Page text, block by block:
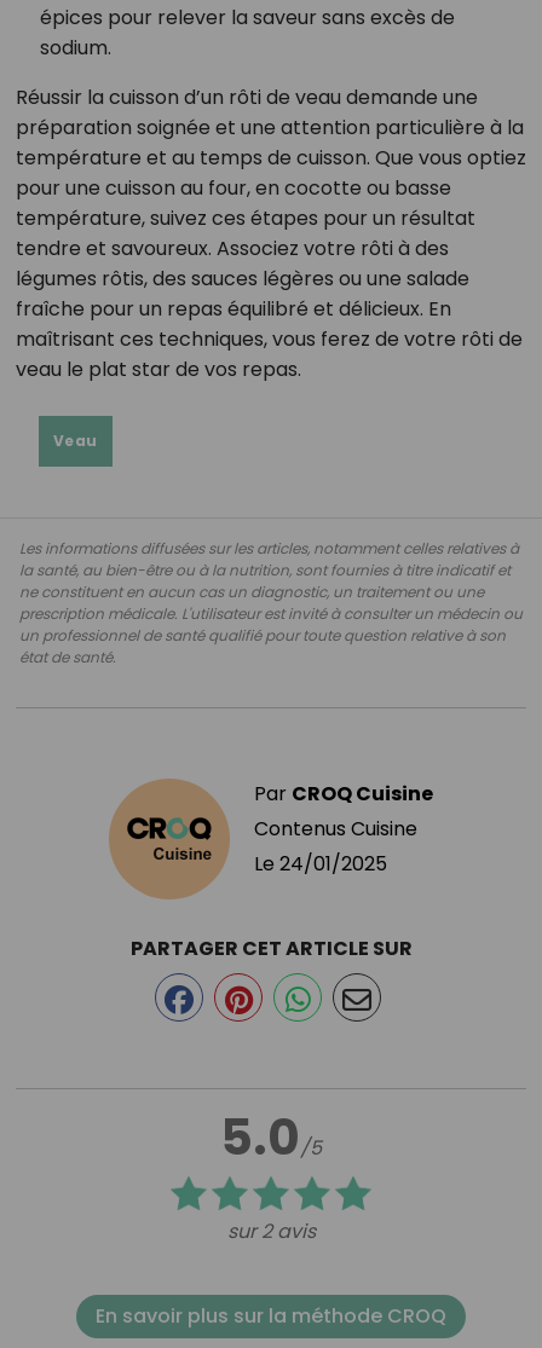
épices pour relever la saveur sans excès de
sodium.
Réussir la cuisson d’un rôti de veau demande une
préparation soignée et une attention particulière à la
température et au temps de cuisson. Que vous optiez
pour une cuisson au four, en cocotte ou basse
température, suivez ces étapes pour un résultat
tendre et savoureux. Associez votre rôti à des
légumes rôtis, des sauces légères ou une salade
fraîche pour un repas équilibré et délicieux. En
maîtrisant ces techniques, vous ferez de votre rôti de
veau le plat star de vos repas.
Veau
Les informations diffusées sur les articles, notamment celles relatives à
la santé, au bien-être ou à la nutrition, sont fournies à titre indicatif et
ne constituent en aucun cas un diagnostic, un traitement ou une
prescription médicale. L'utilisateur est invité à consulter un médecin ou
un professionnel de santé qualifié pour toute question relative à son
état de santé.
Par CROQ Cuisine
Contenus Cuisine
Le 24/01/2025
5.0/5
sur 2 avis
PARTAGER CET ARTICLE SUR
En savoir plus sur la méthode CROQ